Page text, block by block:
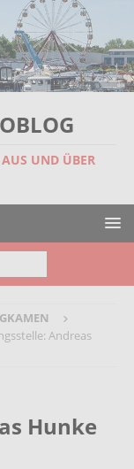
UND ÜBER
Andreas
Hunke